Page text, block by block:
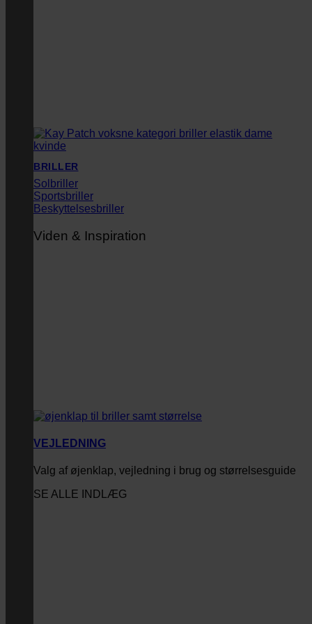
BRILLER
Solbriller
Sportsbriller
Beskyttelsesbriller
Viden & Inspiration
VEJLEDNING
Valg af øjenklap, vejledning i brug og størrelsesguide
SE ALLE INDLÆG